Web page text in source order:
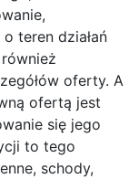
teren działań
oferty. A
ofertą jest
się jego
to tego
schody,